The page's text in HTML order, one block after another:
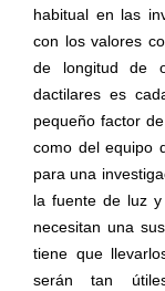
habitual en las
con los valores
de longitud de
dactilares es
pequeño factor
como del equipo
para una
la fuente de luz
necesitan una
tiene que
serán tan